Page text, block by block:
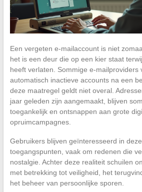
Een vergeten e-mailaccount is niet
het is een deur die op een kier staat
heeft verlaten. Sommige e-mailproviders
automatisch inactieve accounts na een
deze maatregel geldt niet overal.
jaar geleden zijn aangemaakt, blijven
toegankelijk en ontsnappen aan grote
opruimcampagnes.
Gebruikers blijven geïnteresseerd in
toegangspunten, vaak om redenen die
nostalgie. Achter deze realiteit schuilen
met betrekking tot veiligheid, het
het beheer van persoonlijke sporen.